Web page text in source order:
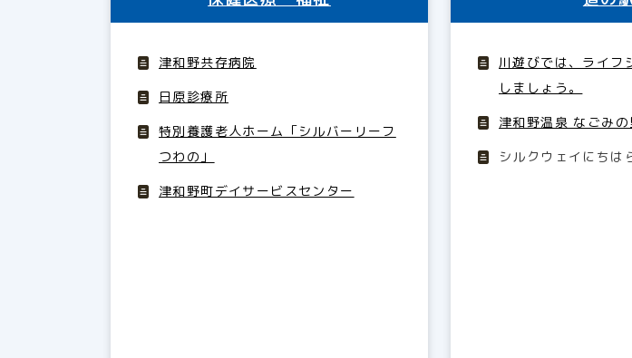
津和野共存病院
日原診療所
特別養護老人ホーム「シルバーリーフ
つわの」
津和野町デイサービスセンター
川遊びでは、ライフ
しましょう。
津和野温泉 なごみの
シルクウェイにちは